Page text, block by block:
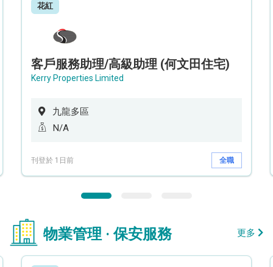
花紅
客戶服務助理/高級助理 (何文田住宅)
Kerry Properties Limited
九龍多區
N/A
刊登於 1日前 全職
物業管理 · 保安服務 更多